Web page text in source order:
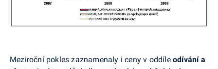
Meziroční pokles zaznamenaly i ceny v oddíle odívání a